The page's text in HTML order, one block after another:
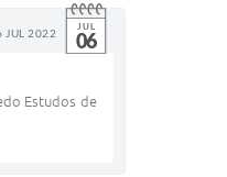
JUL 2022 JUL
06
Estudos de